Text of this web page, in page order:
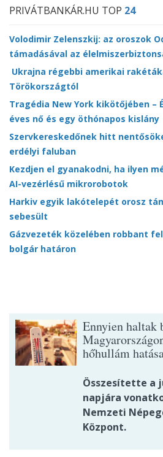
PRIVÁTBANKÁR.HU TOP 24
Volodimir Zelenszkij: az oroszok
támadásával az
Ukrajna régebbi amerikai
Törökországtól
Tragédia New York kikötőjében
éves nő és egy öthónapos kislány
Szervkereskedőnek hitt
erdélyi faluban
Kezdjen el gyanakodni, ha ilyen
AI-vezérlésű mikrorobotok
Harkiv egyik lakótelepét orosz
sebesült
Gázvezeték közelében robbant
bolgár határon
Ennyien haltak
hőhullám
Összesítette a
napjára
Nemzeti
Központ.